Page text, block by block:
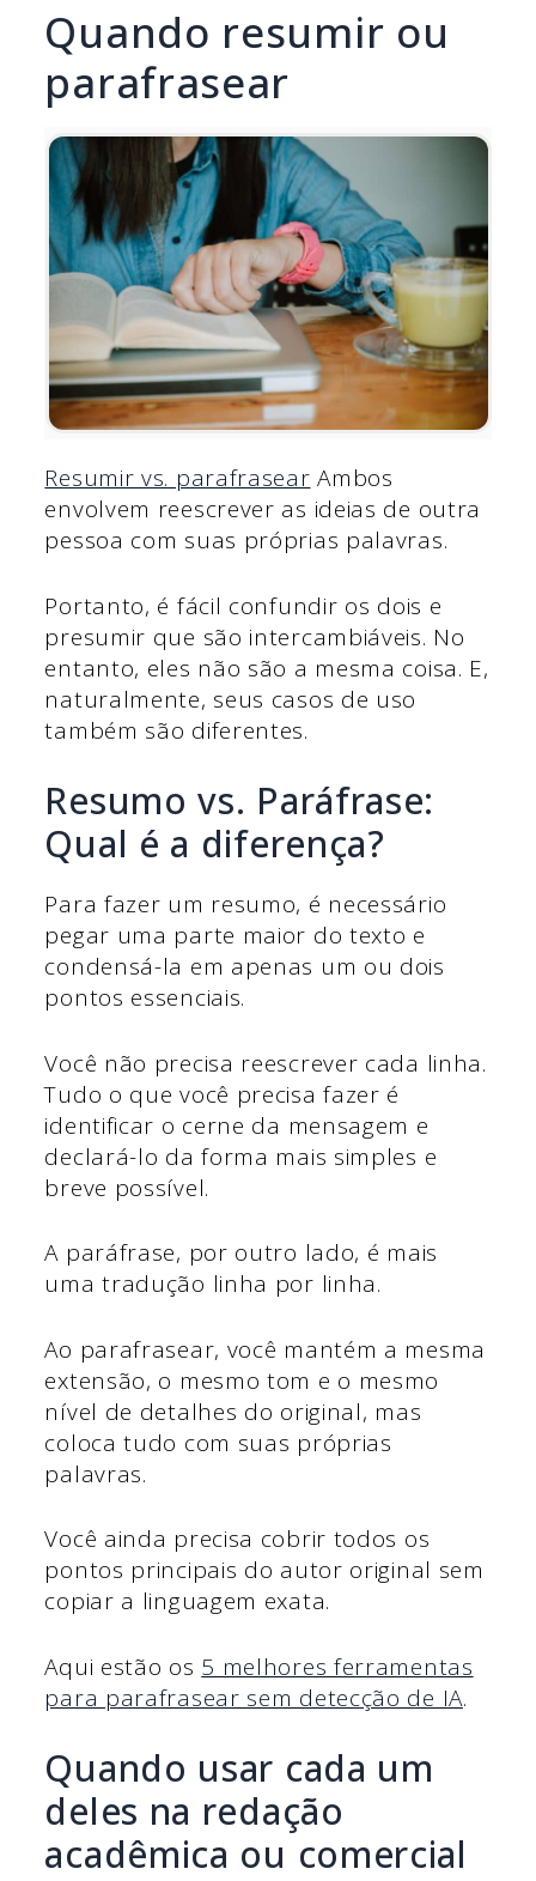
Quando resumir ou
parafrasear
Resumir vs. parafrasear Ambos
envolvem reescrever as ideias de outra
pessoa com suas próprias palavras.
Portanto, é fácil confundir os dois e
presumir que são intercambiáveis. No
entanto, eles não são a mesma coisa. E,
naturalmente, seus casos de uso
também são diferentes.
Resumo vs. Paráfrase:
Qual é a diferença?
Para fazer um resumo, é necessário
pegar uma parte maior do texto e
condensá-la em apenas um ou dois
pontos essenciais.
Você não precisa reescrever cada linha.
Tudo o que você precisa fazer é
identificar o cerne da mensagem e
declará-lo da forma mais simples e
breve possível.
A paráfrase, por outro lado, é mais
uma tradução linha por linha.
Ao parafrasear, você mantém a mesma
extensão, o mesmo tom e o mesmo
nível de detalhes do original, mas
coloca tudo com suas próprias
palavras.
Você ainda precisa cobrir todos os
pontos principais do autor original sem
copiar a linguagem exata.
Aqui estão os 5 melhores ferramentas
para parafrasear sem detecção de IA.
Quando usar cada um
deles na redação
acadêmica ou comercial